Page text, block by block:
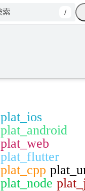
/
plat_ios
plat_android
plat_web
plat_flutter
plat_cpp
plat_node